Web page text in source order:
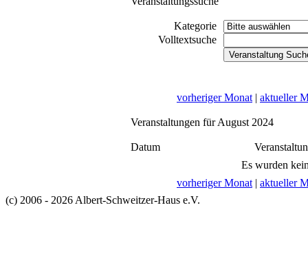
Kategorie
Volltextsuche
vorheriger Monat | aktueller
Veranstaltungen für August 2024
Datum
Es wurden
vorheriger Monat | aktueller
(c) 2006 - 2026 Albert-Schweitzer-Haus e.V.